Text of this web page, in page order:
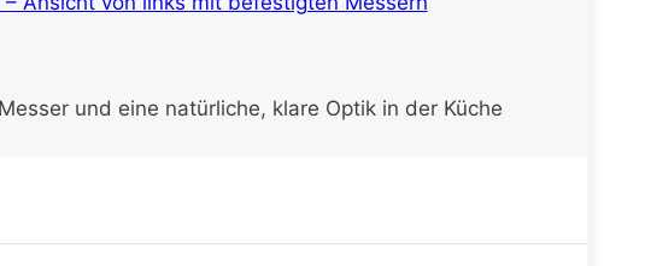
und eine natürliche, klare Optik in der Küche